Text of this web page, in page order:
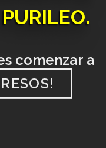
comenzar a